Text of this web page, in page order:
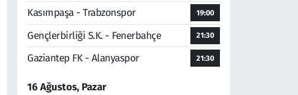
Kasımpaşa - Trabzonspor 19:00
Gençlerbirliği S.K. - Fenerbahçe 21:30
Gaziantep FK - Alanyaspor 21:30
16 Ağustos, Pazar